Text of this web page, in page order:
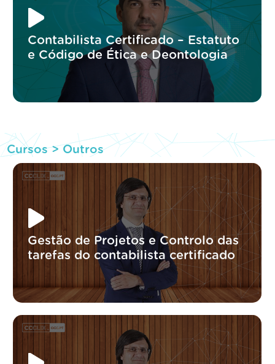
Contabilista Certificado – Estatuto
e Código de Ética e Deontologia
Cursos > Outros
Gestão de Projetos e Controlo das
tarefas do contabilista certificado